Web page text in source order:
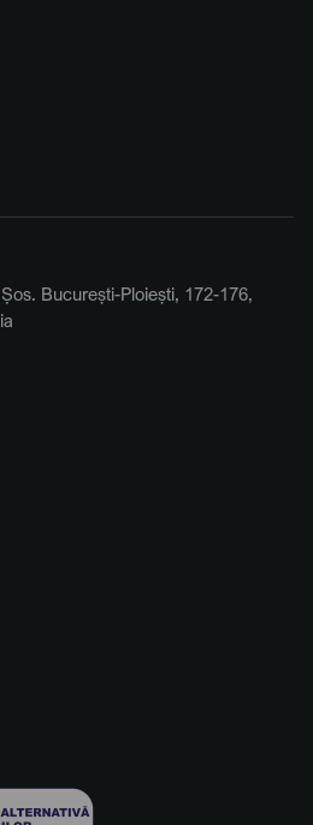
București-Ploiești, 172-176,